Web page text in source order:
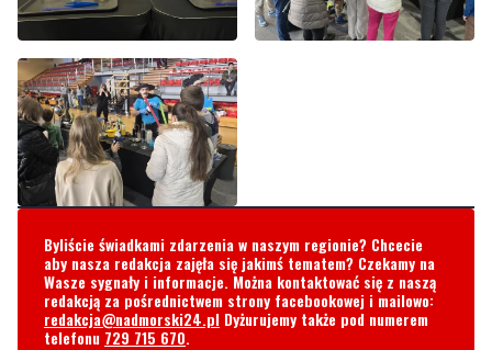
Byliście świadkami zdarzenia w naszym regionie? Chcecie
aby nasza redakcja zajęła się jakimś tematem? Czekamy na
Wasze sygnały i informacje. Można kontaktować się z naszą
redakcją za pośrednictwem strony facebookowej i mailowo:
redakcja@nadmorski24.pl Dyżurujemy także pod numerem
telefonu 729 715 670.